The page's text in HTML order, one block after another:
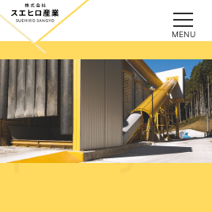
MENU
CLOSE